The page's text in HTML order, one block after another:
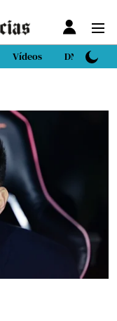
Vídeos DN Sport